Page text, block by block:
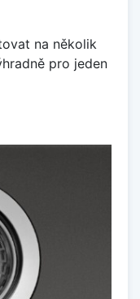
na několik
pro jeden